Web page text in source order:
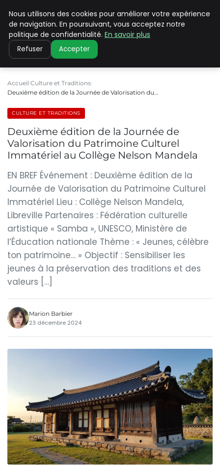
PILAT PATRIMOINES
Accueil Culture et Traditions
Deuxième édition de la Journée de Valorisation du…
CULTURE ET TRADITIONS
Deuxième édition de la Journée de
Valorisation du Patrimoine Culturel
Immatériel au Collège Nelson Mandela
EN BREF Événement : Deuxième édition de la
Journée de Valorisation du Patrimoine Culturel
Immatériel Lieu : Collège Nelson Mandela,
Libreville Partenaires : Fédération culturelle
artistique « Samba », UNESCO, Ministère de
l’Éducation nationale Thème : « Jeunes, célèbre
ton patrimoine… » Objectif : Sensibiliser les
jeunes à la préservation des traditions et des
valeurs […]
Marion Barbier
23 décembre 2024
Nous utilisons des cookies pour améliorer votre expérience
de navigation. En poursuivant, vous acceptez notre
politique de confidentialité. En savoir plus
Refuser Accepter